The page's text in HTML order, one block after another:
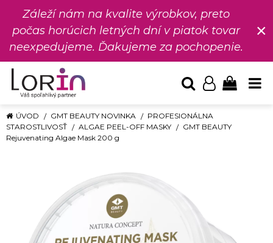
Záleží nám na kvalite výrobkov, preto
počas horúcich letných dní v piatok tovar
neexpedujeme. Ďakujeme za pochopenie.
×
ÚVOD GMT BEAUTY NOVINKA
PROFESIONÁLNA
STAROSTLIVOSŤ
ALGAE PEEL-OFF MASKY
GMT BEAUTY
Rejuvenating Algae Mask 200 g